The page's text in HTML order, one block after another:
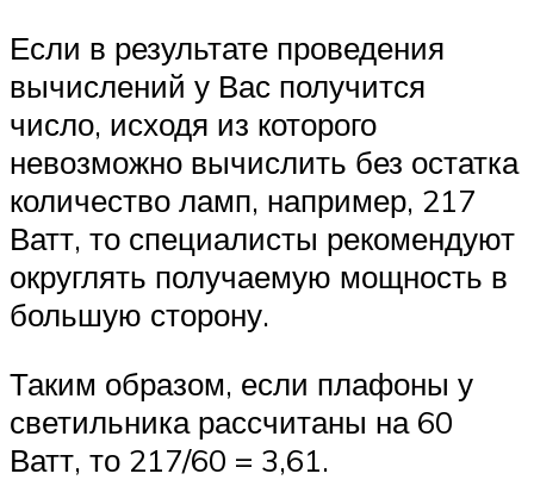
Если в результате проведения
вычислений у Вас получится
число, исходя из которого
невозможно вычислить без остатка
количество ламп, например, 217
Ватт, то специалисты рекомендуют
округлять получаемую мощность в
большую сторону.
Таким образом, если плафоны у
светильника рассчитаны на 60
Ватт, то 217/60 = 3,61.